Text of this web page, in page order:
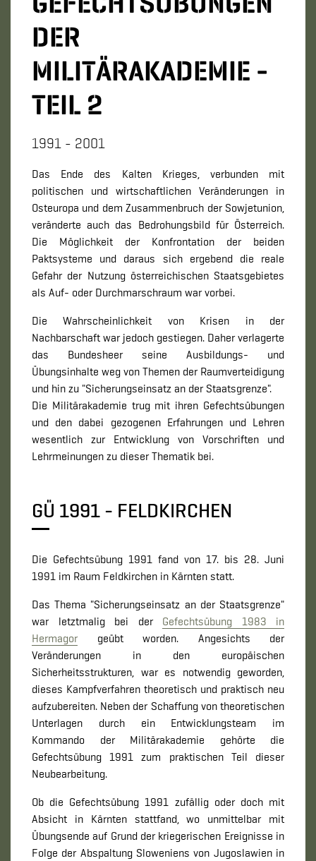
DER
MILITÄRAKADEMIE -
TEIL 2
1991 - 2001
Das Ende des Kalten Krieges, verbunden mit
politischen und wirtschaftlichen Veränderungen in
Osteuropa und dem Zusammenbruch der Sowjetunion,
veränderte auch das Bedrohungsbild für Österreich.
Die Möglichkeit der Konfrontation der beiden
Paktsysteme und daraus sich ergebend die reale
Gefahr der Nutzung österreichischen Staatsgebietes
als Auf- oder Durchmarschraum war vorbei.
Die Wahrscheinlichkeit von Krisen in der
Nachbarschaft war jedoch gestiegen. Daher verlagerte
das Bundesheer seine Ausbildungs- und
Übungsinhalte weg von Themen der Raumverteidigung
und hin zu "Sicherungseinsatz an der Staatsgrenze".
Die Militärakademie trug mit ihren Gefechtsübungen
und den dabei gezogenen Erfahrungen und Lehren
wesentlich zur Entwicklung von Vorschriften und
Lehrmeinungen zu dieser Thematik bei.
GÜ 1991 - FELDKIRCHEN
Die Gefechtsübung 1991 fand von 17. bis 28. Juni
1991 im Raum Feldkirchen in Kärnten statt.
Das Thema "Sicherungseinsatz an der Staatsgrenze"
war letztmalig bei der Gefechtsübung 1983 in
Hermagorgeübt worden. Angesichts der
Veränderungen in den europäischen
Sicherheitsstrukturen, war es notwendig geworden,
dieses Kampfverfahren theoretisch und praktisch neu
aufzubereiten. Neben der Schaffung von theoretischen
Unterlagen durch ein Entwicklungsteam im
Kommando der Militärakademie gehörte die
Gefechtsübung 1991 zum praktischen Teil dieser
Neubearbeitung.
Ob die Gefechtsübung 1991 zufällig oder doch mit
Absicht in Kärnten stattfand, wo unmittelbar mit
Übungsende auf Grund der kriegerischen Ereignisse in
Folge der Abspaltung Sloweniens von Jugoslawien in